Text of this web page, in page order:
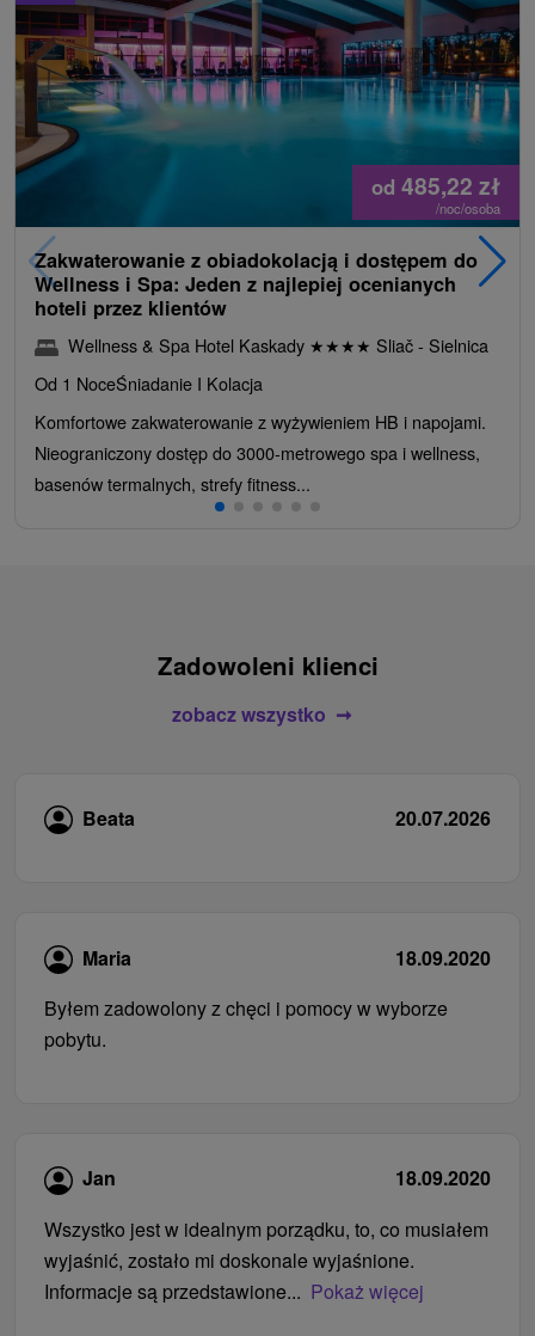
od 485,22 zł
/noc/osoba
Zakwaterowanie z obiadokolacją i dostępem do
Wellness i Spa: Jeden z najlepiej ocenianych
hoteli przez klientów
Wellness & Spa Hotel Kaskady ★★★★ Sliač - Sielnica
Od 1 NoceŚniadanie I Kolacja
Komfortowe zakwaterowanie z wyżywieniem HB i napojami.
Nieograniczony dostęp do 3000-metrowego spa i wellness,
basenów termalnych, strefy fitness...
Zadowoleni klienci
zobacz wszystko
Beata 20.07.2026
Maria
18.09.2020
Byłem zadowolony z chęci i pomocy w wyborze
pobytu.
Jan
18.09.2020
Wszystko jest w idealnym porządku, to, co musiałem
wyjaśnić, zostało mi doskonale wyjaśnione.
Informacje są przedstawione... Pokaż więcej